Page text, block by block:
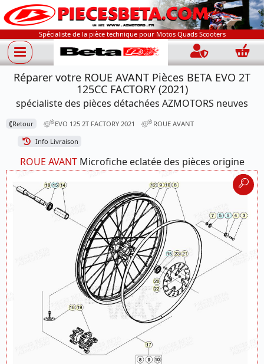
Spécialiste de la pièce technique pour Motos Quads Scooters
Connection
Réparer votre ROUE AVANT Pièces BETA EVO 2T
125CC FACTORY (2021)
spécialiste des pièces détachées AZMOTORS neuves
⟪Retour EVO 125 2T FACTORY 2021 ROUE AVANT
Info Livraison
ROUE AVANTMicrofiche eclatée des pièces origine